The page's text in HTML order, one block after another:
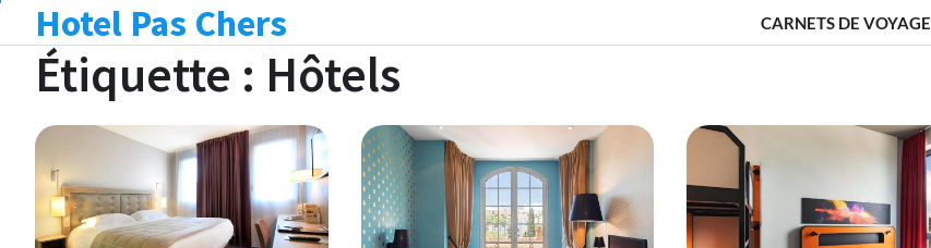
content
Hotel Pas Chers CARNETS DE VOYAGE
Étiquette : Hôtels